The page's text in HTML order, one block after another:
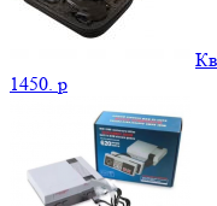
1450. p